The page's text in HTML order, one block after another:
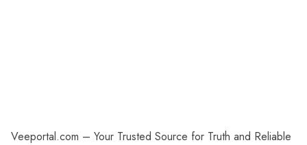
Veeportal.com – Your Trusted Source for Truth and Reliable